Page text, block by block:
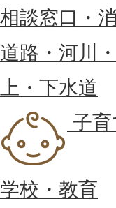
相談窓口・
道路・河川
上・下水道
子
学校・教育